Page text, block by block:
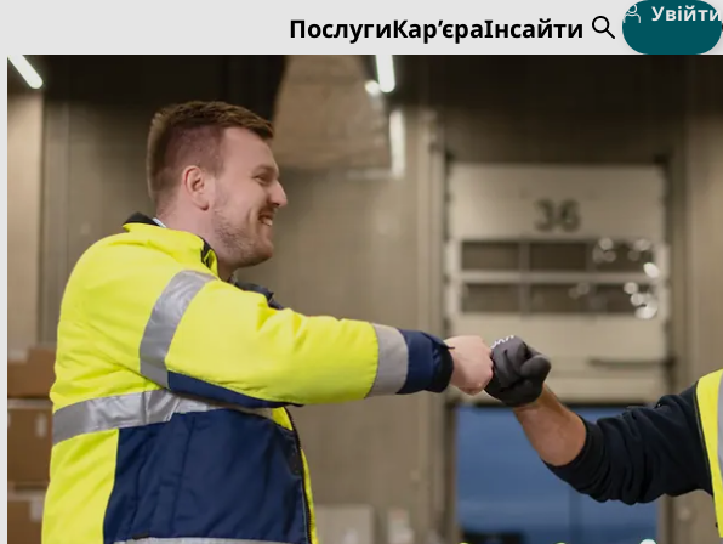
ПослугиКар’єраІнсайти Open Search
Увійти